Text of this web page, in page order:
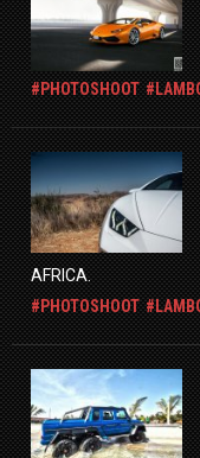
PHOTOSHOOT
AFRICA.
PHOTOSHOOT